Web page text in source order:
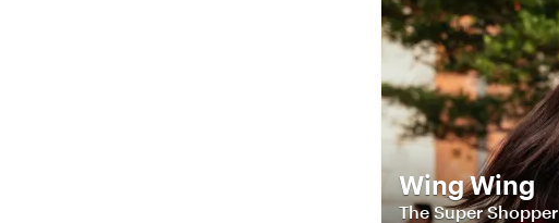
Wing Wing
The Super Shopper